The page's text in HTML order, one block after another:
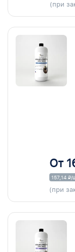
(при
От
157,14 ₽/
(при